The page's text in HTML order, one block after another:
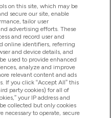
on this site, which may be
secure our site, enable
tailor user
advertising efforts. These
and record user and
online identifiers, referring
and device details, and
used to provide enhanced
analyze and improve
relevant content and ads
If you click “Accept All” this
party cookies) for all of
your IP address and
collected but only cookies
to operate, secure